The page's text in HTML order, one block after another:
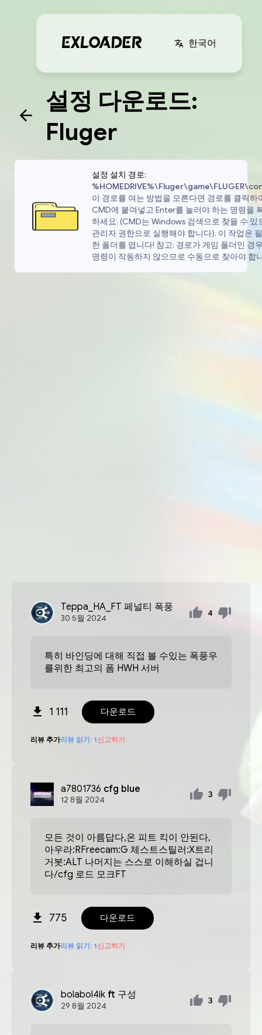
한국어
설정 다운로드:
Fluger
설정 설치 경로:
이 경로를 여는 방법을 모른다면 경로를 클릭하
CMD에 붙여넣고 Enter를 눌러야 하는 명령을
하세요. (CMD는 Windows 검색으로 찾을 수 있
관리자 권한으로 실행해야 합니다). 이 작업은
한 폴더를 엽니다! 참고: 경로가 게임 폴더인 경
명령이 작동하지 않으므로 수동으로 찾아야 합
Teppa_HA_FT 페널티 폭풍
30 5월 2024
4
특히 바인딩에 대해 직접 볼 수있는 폭풍우
를위한 최고의 폼 HWH 서버
1 111 다운로드
리뷰 추가리뷰 읽기: 1신고하기
a7801736 cfg blue
12 8월 2024
3
모든 것이 아름답다,온 피트 킥이 안된다,
아우라:RFreecam:G 체스트스틸러:X트리
거봇:ALT 나머지는 스스로 이해하실 겁니
다/cfg 로드 모크FT
775 다운로드
리뷰 추가리뷰 읽기: 1신고하기
bolabol4ik ft 구성
29 8월 2024
3